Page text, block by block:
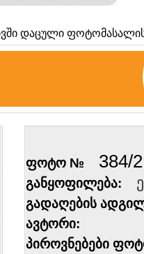
დაცული
ფოტო № 384/2
განყოფილება:
გადაღების
ავტორი:
პიროვნებები